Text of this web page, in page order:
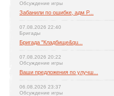
Обсуждение игры
Забанили по ошибке, адм P...
07.08.2026 22:40
Бригады
Бригада "Кладбище&qu...
07.08.2026 20:22
Обсуждение игры
Ваши предложения по улучш...
06.08.2026 23:37
Обсуждение игры